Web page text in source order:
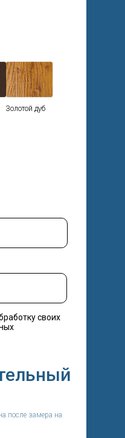
Золотой дуб
после замера на
своих